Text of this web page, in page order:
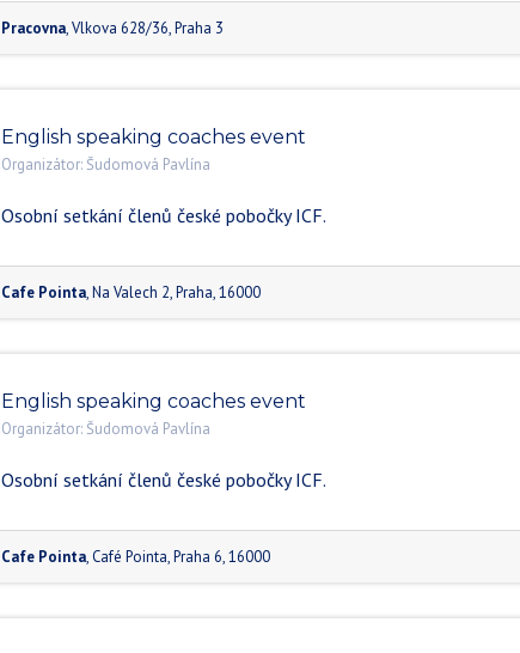
Pracovna,Vlkova 628/36,Praha 3
English speaking coaches event
Organizátor: Šudomová Pavlína
Osobní setkání členů české pobočky ICF.
Cafe Pointa,Na Valech 2,Praha,16000
English speaking coaches event
Organizátor: Šudomová Pavlína
Osobní setkání členů české pobočky ICF.
Cafe Pointa,Café Pointa,Praha 6,16000